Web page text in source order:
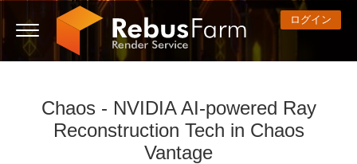
チケット
マイREBUS
3D ARTIST OF THE YEAR
コンペティション
Creative 3D Lab. Challenge
コミュニティ
サポート
価格
３Ｄソフトウェア
さあ、始めましょう
ログイン
Chaos - NVIDIA AI-powered Ray
Reconstruction Tech in Chaos
Vantage